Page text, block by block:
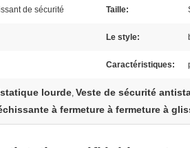
de sécurité Taille:
Le style:
Caractéristiques:
lourde, Veste de sécurité
à fermeture à fermeture à